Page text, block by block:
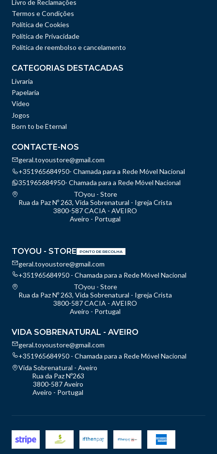
Livro de Reclamações
Termos e Condições
Política de Cookies
Política de Privacidade
Politica de reembolso e cancelamento
CATEGORIAS DESTACADAS
Livraria
Papelaria
Vídeo
Jogos
Born to be Eternal
CONTACTE-NOS
geral.toyoustore@gmail.com
+351965684950- Chamada para a Rede Móvel Nacional
351965684950- Chamada para a Rede Móvel Nacional
TOyou - Store
Rua da Paz Nº 263, Vida Sobrenatural - Igreja Crista
3800-587 CACIA - AVEIRO
Aveiro - Portugal
TOYOU - STORE PONTO DE RECOLHA
geral.toyoustore@gmail.com
+351965684950 - Chamada para a Rede Móvel Nacional
TOyou - Store
Rua da Paz Nº 263, Vida Sobrenatural - Igreja Crista
3800-587 CACIA - AVEIRO
Aveiro - Portugal
VIDA SOBRENATURAL - AVEIRO
geral.toyoustore@gmail.com
+351965684950 - Chamada para a Rede Móvel Nacional
Vida Sobrenatural - Aveiro
Rua da Paz Nº263
3800-587 Aveiro
Aveiro - Portugal